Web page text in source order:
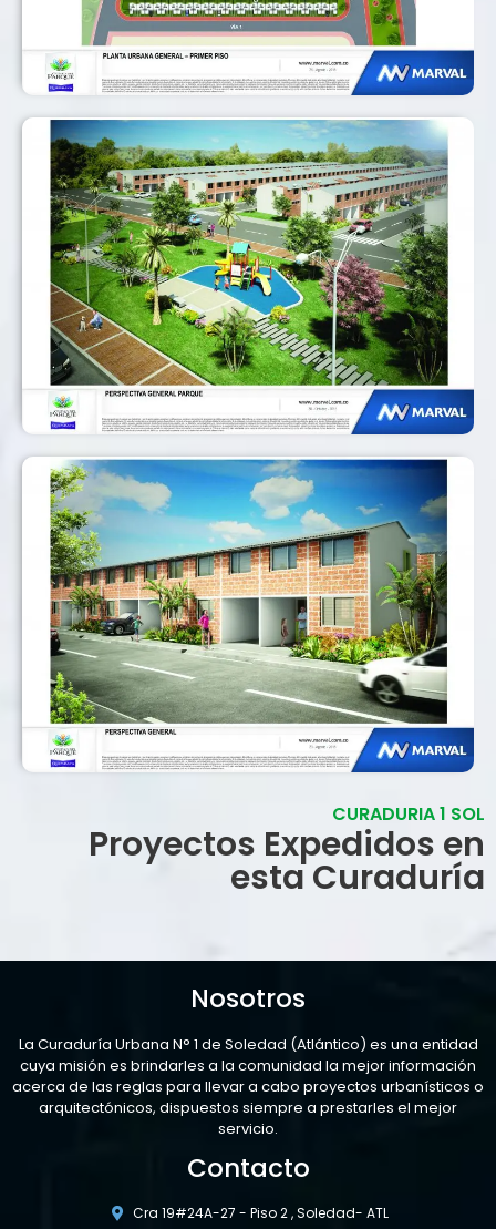
CURADURIA 1 SOL
Proyectos Expedidos en
esta Curaduría
Nosotros
La Curaduría Urbana N° 1 de Soledad (Atlántico) es una entidad
cuya misión es brindarles a la comunidad la mejor información
acerca de las reglas para llevar a cabo proyectos urbanísticos o
arquitectónicos, dispuestos siempre a prestarles el mejor
servicio.
Contacto
Cra 19#24A-27 - Piso 2 , Soledad- ATL